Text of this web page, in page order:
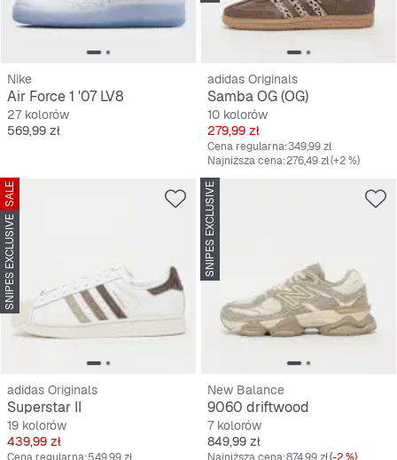
Nike
Air Force 1 '07 LV8
27 kolorów
Cena
569,99 zł
adidas Originals
Samba OG (OG)
10 kolorów
Cena
279,99 zł
Cena regularna:349,99 zł
Najniższa cena:276,49 zł(+2 %)
SALE
SNIPES EXCLUSIVE
adidas Originals
Superstar II
19 kolorów
Cena
439,99 zł
SNIPES EXCLUSIVE
New Balance
9060 driftwood
7 kolorów
Cena
849,99 zł